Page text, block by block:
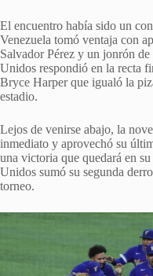
El encuentro había sido un
Venezuela tomó ventaja con
Salvador Pérez y un jonrón
Unidos respondió en la recta
Bryce Harper que igualó la
estadio.
Lejos de venirse abajo, la
inmediato y aprovechó su
una victoria que quedará en
Unidos sumó su segunda
torneo.